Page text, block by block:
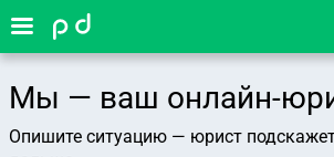
Мы — ваш онлайн-
Опишите ситуацию — юрист